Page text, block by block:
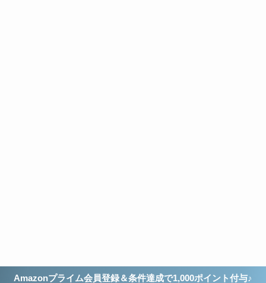
Amazonプライム会員登録＆条件達成で1,000ポイント付与♪